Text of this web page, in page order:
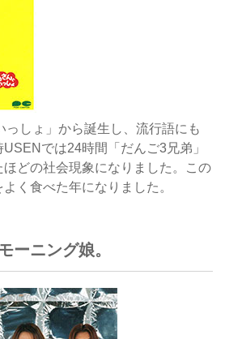
っしょ」から誕生し、流行語にも
では24時間「だんご3兄弟」
どの社会現象になりました。この
く食べた年になりました。
ーニング娘。